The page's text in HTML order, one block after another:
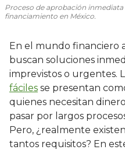
Proceso de aprobación
financiamiento en México.
En el mundo financiero
buscan soluciones
imprevistos o urgentes.
fáciles se presentan
quienes necesitan
pasar por largos
Pero, ¿realmente
tantos requisitos? En